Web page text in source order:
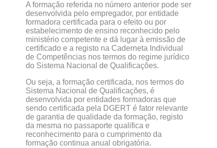
A formação referida no número anterior pode ser
desenvolvida pelo empregador, por entidade
formadora certificada para o efeito ou por
estabelecimento de ensino reconhecido pelo
ministério competente e dá lugar à emissão de
certificado e a registo na Caderneta Individual
de Competências nos termos do regime jurídico
do Sistema Nacional de Qualificações.
Ou seja, a formação certificada, nos termos do
Sistema Nacional de Qualificações, é
desenvolvida por entidades formadoras que
sendo certificada pela DGERT é fator relevante
de garantia de qualidade da formação, registo
da mesma no passaporte qualifica e
reconhecimento para o cumprimento da
formação continua anual obrigatória.